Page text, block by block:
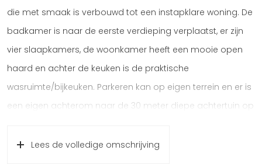
die met smaak is verbouwd tot een instapklare woning. De
badkamer is naar de eerste verdieping verplaatst, er zijn
vier slaapkamers, de woonkamer heeft een mooie open
haard en achter de keuken is de praktische
wasruimte/bijkeuken. Parkeren kan op eigen terrein en er is
een eigen achterom naar de 30 meter diepe achtertuin op
Lees de volledige omschrijving